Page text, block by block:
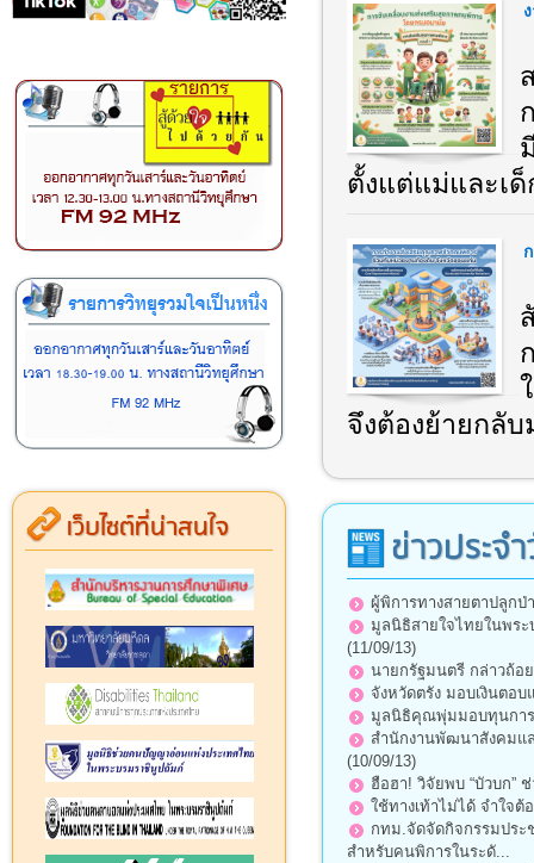
ตั้งแต่แม่และเด็
จึงต้องย้ายกลั
ข่าวประจ
ผู้พิการทางสายตาปลูกป่
มูลนิธิสายใจไทยในพร
(11/09/13)
นายกรัฐมนตรี กล่าวถ้อ
จังหวัดตรัง มอบเงินตอ
มูลนิธิคุณพุ่มมอบทุนการ
สำนักงานพัฒนาสังคมแ
(10/09/13)
ฮือฮา! วิจัยพบ “บัวบก”
ใช้ทางเท้าไม่ได้ จำใจต้
กทม.จัดจัดกิจกรรมประ
สำหรับคนพิการในระดั...
เว็บไซต์ที่น่าสนใจ